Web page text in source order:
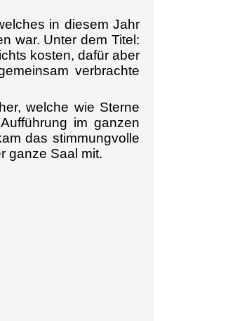
in diesem Jahr
war. Unter dem Titel:
kosten, dafür aber
verbrachte
welche wie Sterne
im ganzen
das stimmungvolle
ganze Saal mit.